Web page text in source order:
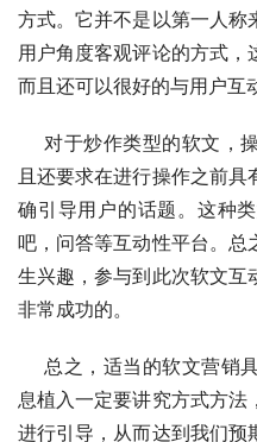
方式。它并不是以第一人称
用户角度客观评论的方式，
而且还可以很好的与用户互
且还要求在进行操作之前
确引导用户的话题。这种
吧，问答等互动性平台。总
生兴趣，参与到此次软文互
非常成功的。
息植入一定要讲究方式方法
进行引导，从而达到我们预